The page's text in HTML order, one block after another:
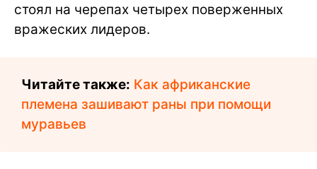
стоял на черепах четырех поверженных
вражеских лидеров.
Читайте также: Как африканские
племена зашивают раны при помощи
муравьев